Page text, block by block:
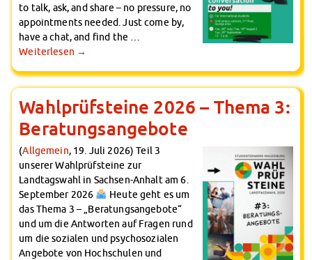
to talk, ask, and share – no pressure, no
appointments needed. Just come by,
have a chat, and find the …
Weiterlesen →
Wahlprüfsteine 2026 – Thema 3:
Beratungsangebote
(Allgemein, 19. Juli 2026) Teil 3
unserer Wahlprüfsteine zur
Landtagswahl in Sachsen-Anhalt am 6.
September 2026
Heute geht es um
das Thema 3 – „Beratungsangebote“
und um die Antworten auf Fragen rund
um die sozialen und psychosozialen
Angebote von Hochschulen und